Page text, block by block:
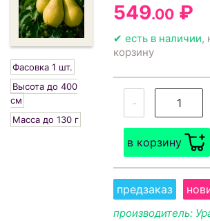
Фасовка 1 шт.
Высота до 400
см
Масса до 130 г
549.00 ₽
✔ есть в наличии,
корзину
-
в корзину
предзаказ
производитель: